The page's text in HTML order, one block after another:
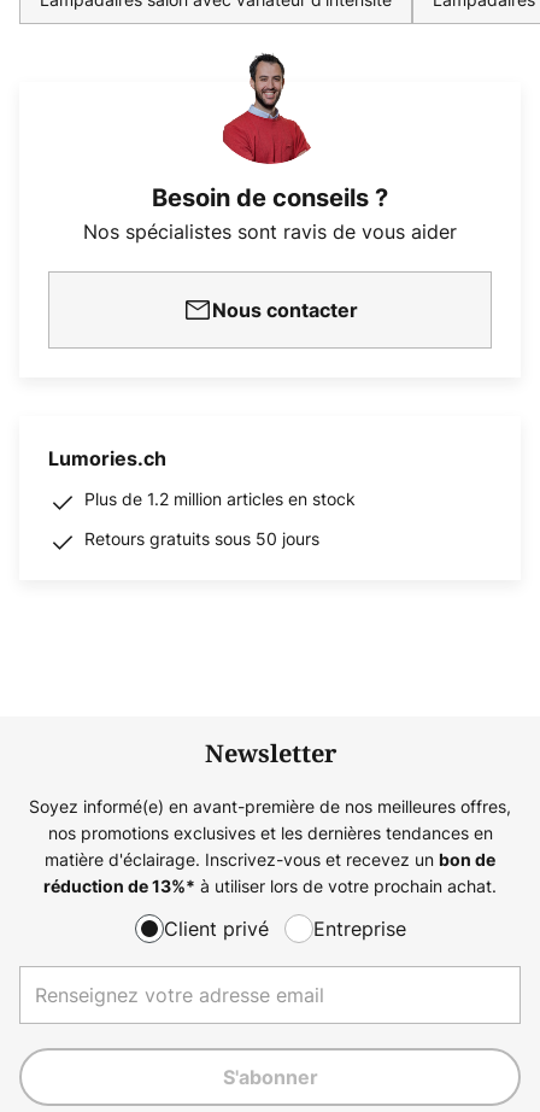
Besoin de conseils ?
Nos spécialistes sont ravis de vous aider
Nous contacter
Lumories.ch
Plus de 1.2 million articles en stock
Retours gratuits sous 50 jours
Newsletter
Soyez informé(e) en avant-première de nos meilleures offres,
nos promotions exclusives et les dernières tendances en
matière d'éclairage. Inscrivez-vous et recevez un bon de
réduction de13%* à utiliser lors de votre prochain achat.
Client privé Entreprise
S'abonner